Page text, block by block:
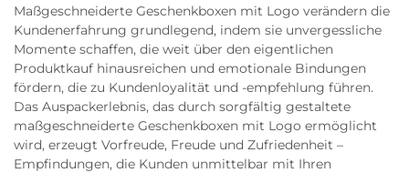
Maßgeschneiderte Geschenkboxen mit Logo verändern die
Kundenerfahrung grundlegend, indem sie unvergessliche
Momente schaffen, die weit über den eigentlichen
Produktkauf hinausreichen und emotionale Bindungen
fördern, die zu Kundenloyalität und -empfehlung führen.
Das Auspackerlebnis, das durch sorgfältig gestaltete
maßgeschneiderte Geschenkboxen mit Logo ermöglicht
wird, erzeugt Vorfreude, Freude und Zufriedenheit –
Empfindungen, die Kunden unmittelbar mit Ihren